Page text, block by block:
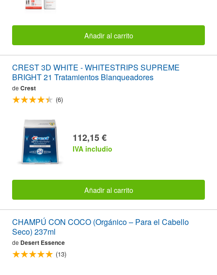
Añadir al carrito
CREST 3D WHITE - WHITESTRIPS SUPREME
BRIGHT 21 Tratamientos Blanqueadores
de Crest
(6)
112,15 €
IVA includio
Añadir al carrito
CHAMPÚ CON COCO (Orgánico – Para el Cabello
Seco) 237ml
de Desert Essence
(13)